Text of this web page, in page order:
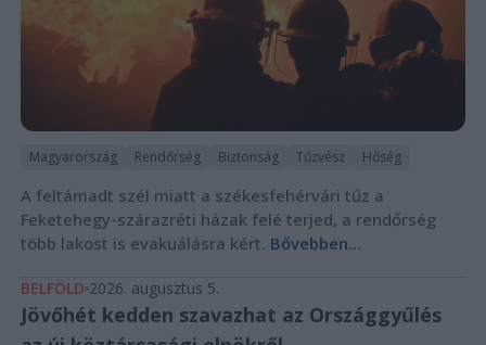
Magyarország Rendőrség Biztonság Tűzvész Hőség
A feltámadt szél miatt a székesfehérvári tűz a
Feketehegy-szárazréti házak felé terjed, a rendőrség
több lakost is evakuálásra kért. Bővebben...
BELFÖLD 2026. augusztus 5.
Jövőhét kedden szavazhat az Országgyűlés